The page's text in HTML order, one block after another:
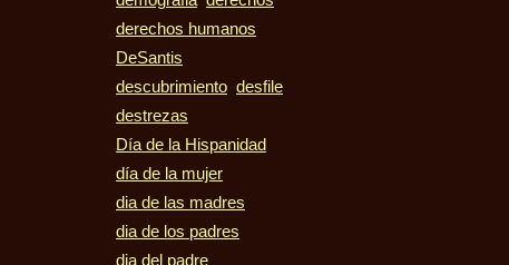
derechos humanos
DeSantis
descubrimiento desfile
destrezas
Día de la Hispanidad
día de la mujer
dia de las madres
dia de los padres
dia del padre